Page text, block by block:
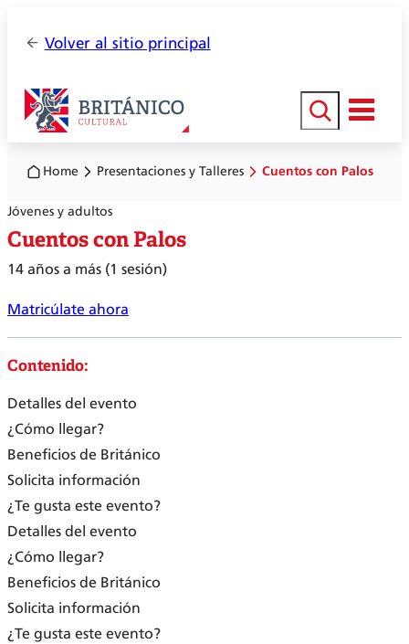
Volver al sitio principal
Buscar
Home Presentaciones y Talleres Cuentos con Palos
Jóvenes y adultos
Cuentos con Palos
14 años a más (1 sesión)
Matricúlate ahora
Contenido:
Detalles del evento
¿Cómo llegar?
Beneficios de Británico
Solicita información
¿Te gusta este evento?
Detalles del evento
¿Cómo llegar?
Beneficios de Británico
Solicita información
¿Te gusta este evento?